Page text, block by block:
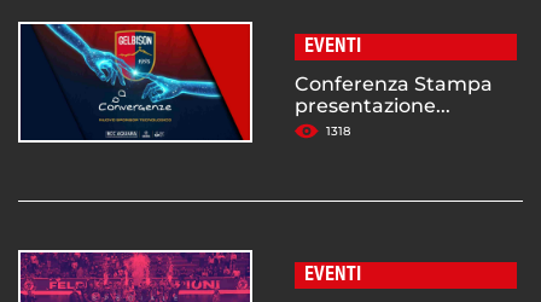
EVENTI
Conferenza Stampa
presentazione...
1318
EVENTI